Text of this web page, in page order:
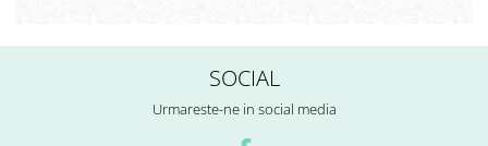
SOCIAL
Urmareste-ne in social media